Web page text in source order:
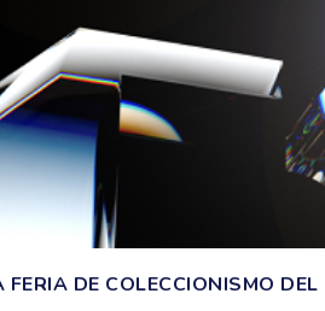
FERIA DE COLECCIONISMO